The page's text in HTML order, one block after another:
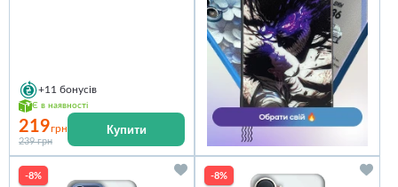
+11 бонусів
Є в наявності
219грн
239 грн
Купити
-8% -8%